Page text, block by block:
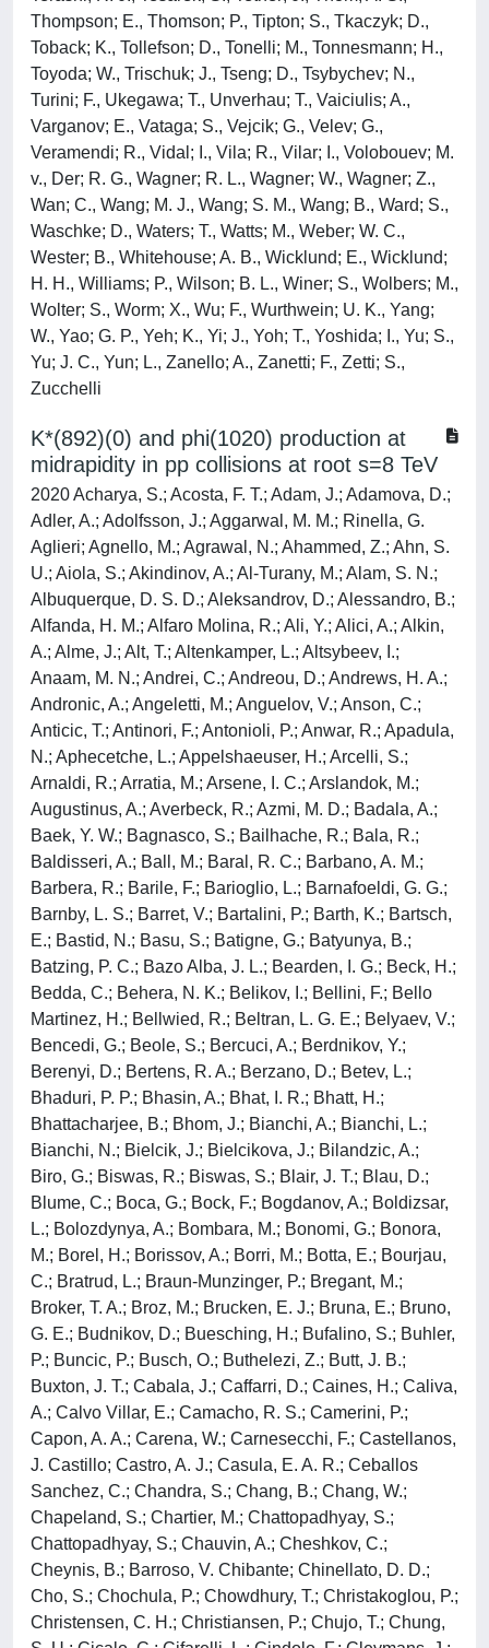
Thompson; E., Thomson; P., Tipton; S., Tkaczyk; D.,
Toback; K., Tollefson; D., Tonelli; M., Tonnesmann; H.,
Toyoda; W., Trischuk; J., Tseng; D., Tsybychev; N.,
Turini; F., Ukegawa; T., Unverhau; T., Vaiciulis; A.,
Varganov; E., Vataga; S., Vejcik; G., Velev; G.,
Veramendi; R., Vidal; I., Vila; R., Vilar; I., Volobouev; M.
v., Der; R. G., Wagner; R. L., Wagner; W., Wagner; Z.,
Wan; C., Wang; M. J., Wang; S. M., Wang; B., Ward; S.,
Waschke; D., Waters; T., Watts; M., Weber; W. C.,
Wester; B., Whitehouse; A. B., Wicklund; E., Wicklund;
H. H., Williams; P., Wilson; B. L., Winer; S., Wolbers; M.,
Wolter; S., Worm; X., Wu; F., Wurthwein; U. K., Yang;
W., Yao; G. P., Yeh; K., Yi; J., Yoh; T., Yoshida; I., Yu; S.,
Yu; J. C., Yun; L., Zanello; A., Zanetti; F., Zetti; S.,
Zucchelli
K*(892)(0) and phi(1020) production at
midrapidity in pp collisions at root s=8 TeV
2020 Acharya, S.; Acosta, F. T.; Adam, J.; Adamova, D.; Adler, A.; Adolfsson, J.; Aggarwal, M. M.; Rinella, G. Aglieri; Agnello, M.; Agrawal, N.; Ahammed, Z.; Ahn, S. U.; Aiola, S.; Akindinov, A.; Al-Turany, M.; Alam, S. N.; Albuquerque, D. S. D.; Aleksandrov, D.; Alessandro, B.; Alfanda, H. M.; Alfaro Molina, R.; Ali, Y.; Alici, A.; Alkin, A.; Alme, J.; Alt, T.; Altenkamper, L.; Altsybeev, I.; Anaam, M. N.; Andrei, C.; Andreou, D.; Andrews, H. A.; Andronic, A.; Angeletti, M.; Anguelov, V.; Anson, C.; Anticic, T.; Antinori, F.; Antonioli, P.; Anwar, R.; Apadula, N.; Aphecetche, L.; Appelshaeuser, H.; Arcelli, S.; Arnaldi, R.; Arratia, M.; Arsene, I. C.; Arslandok, M.; Augustinus, A.; Averbeck, R.; Azmi, M. D.; Badala, A.; Baek, Y. W.; Bagnasco, S.; Bailhache, R.; Bala, R.; Baldisseri, A.; Ball, M.; Baral, R. C.; Barbano, A. M.; Barbera, R.; Barile, F.; Barioglio, L.; Barnafoeldi, G. G.; Barnby, L. S.; Barret, V.; Bartalini, P.; Barth, K.; Bartsch, E.; Bastid, N.; Basu, S.; Batigne, G.; Batyunya, B.; Batzing, P. C.; Bazo Alba, J. L.; Bearden, I. G.; Beck, H.; Bedda, C.; Behera, N. K.; Belikov, I.; Bellini, F.; Bello Martinez, H.; Bellwied, R.; Beltran, L. G. E.; Belyaev, V.; Bencedi, G.; Beole, S.; Bercuci, A.; Berdnikov, Y.; Berenyi, D.; Bertens, R. A.; Berzano, D.; Betev, L.; Bhaduri, P. P.; Bhasin, A.; Bhat, I. R.; Bhatt, H.; Bhattacharjee, B.; Bhom, J.; Bianchi, A.; Bianchi, L.; Bianchi, N.; Bielcik, J.; Bielcikova, J.; Bilandzic, A.; Biro, G.; Biswas, R.; Biswas, S.; Blair, J. T.; Blau, D.; Blume, C.; Boca, G.; Bock, F.; Bogdanov, A.; Boldizsar, L.; Bolozdynya, A.; Bombara, M.; Bonomi, G.; Bonora, M.; Borel, H.; Borissov, A.; Borri, M.; Botta, E.; Bourjau, C.; Bratrud, L.; Braun-Munzinger, P.; Bregant, M.; Broker, T. A.; Broz, M.; Brucken, E. J.; Bruna, E.; Bruno, G. E.; Budnikov, D.; Buesching, H.; Bufalino, S.; Buhler, P.; Buncic, P.; Busch, O.; Buthelezi, Z.; Butt, J. B.; Buxton, J. T.; Cabala, J.; Caffarri, D.; Caines, H.; Caliva, A.; Calvo Villar, E.; Camacho, R. S.; Camerini, P.; Capon, A. A.; Carena, W.; Carnesecchi, F.; Castellanos, J. Castillo; Castro, A. J.; Casula, E. A. R.; Ceballos Sanchez, C.; Chandra, S.; Chang, B.; Chang, W.; Chapeland, S.; Chartier, M.; Chattopadhyay, S.; Chattopadhyay, S.; Chauvin, A.; Cheshkov, C.; Cheynis, B.; Barroso, V. Chibante; Chinellato, D. D.; Cho, S.; Chochula, P.; Chowdhury, T.; Christakoglou, P.; Christensen, C. H.; Christiansen, P.; Chujo, T.; Chung, S. U.; Cicalo, C.; Cifarelli, L.; Cindolo, F.; Cleymans, J.; Colamaria, F.; Colella, D.; Collu, A.; Colocci, M.; Concas, M.; Balbastre, G. Conesa; del Valle, Z. Conesa; Contreras, J. G.; Cormier, T. M.; Morales, Y. Corrales; Cortese, P.; Cosentino, M. R.; Costa, F.; Costanza, S.; Crkovska, J.; Crochet, P.; Cuautle, E.; Cunqueiro, L.; Dabrowski, D.; Dahms, T.; Dainese, A.; Damas, F. P. A.; Dani, S.; Danisch, M. C.; Danu, A.; Das, D.; Das, I.; Das, S.; Dash, A.; Dash, S.; De, S.; De Caro, A.; de Cataldo, G.; de Conti, C.; de Cuveland, J.; De Falco, A.; De Gruttola, D.; De Marco, N.; De Pasquale, S.; De Souza, R. D.; Degenhardt, H. F.; Deisting, A.; Deloff, A.; Delsanto, S.; Deplano, C.; Dhankher, P.; Di Bari, D.; Di Mauro, A.; Di Ruzza, B.; Diaz, R. A.; Dietel, T.; Dillenseger, P.; Ding, Y.; Divia, R.; Djuvsland, O.; Dobrin, A.; Domenicis Gimenez, D.; Doenigus, B.; Dordic, O.; Dubey, A. K.; Dubla, A.; Ducroux, L.; Dudi, S.; Duggal, A. K.; Dukhishyam, M.; Dupieux, P.; Ehlers, R. J.; Elia, D.; Endress, E.; Engel, H.; Epple, E.; Erazmus, B.; Erhardt, F.; Erokhin, A.; Ersdal, M. R.; Espagnon, B.; Eulisse, G.; Eum, J.; Evans, D.; Evdokimov, S.; Fabbietti, L.; Faggin, M.; Faivre, J.; Fantoni, A.; Fasel, M.; Feldkamp, L.; Feliciello, A.; Feofilov, G.; Fernandez Tellez, A.; Ferretti, A.; Festanti, A.; Feuillard, V. J. G.; Figiel, J.; Figueredo, M. A. S.; Filchagin, S.; Finogeev, D.; Fionda, F. M.; Fiorenza, G.; Flor, F.; Floris, M.; Foertsch, S.; Foka, P.; Fokin, S.; Fragiacomo, E.; Francescon, A.; Francisco, A.; Frankenfeld, U.; Fronze, G. G.; Fuchs, U.; Furget, C.; Furs, A.; Girard, M. Fusco; Gaardhoje, J. J.; Gagliardi, M.; Gago, A. M.; Gajdosova, K.; Gallio, M.; Galvan, C. D.; Ganoti, P.; Garabatos, C.; Garcia-Solis, E.; Garg, K.; Gargiulo, C.; Garner, K.; Gasik, P.; Gauger, E. F.; Gay Ducati, M. B.; Germain, M.; Ghosh, J.; Ghosh, P.; Ghosh, S. K.; Gianotti, P.; Giubellino, P.; Giubilato, P.; Glaessel, P.; Gomez Coral, D. M.; Ramirez, A. Gomez; Gonzalez, V.; Gonzalez-Zamora, P.; Gorbunov, S.; Goerlich, L.; Gotovac, S.; Grabski, V.; Graczykowski, L. K.; Graham, K. L.; Greiner, L.; Grelli, A.; Grigoras, C.; Grigoriev, V.; Grigoryan, A.; Grigoryan, S.; Gronefeld, J. M.; Grosa, F.; Grosse-Oetringhaus, J. F.; Grosso, R.; Guernane, R.; Guerzoni, B.; Guittiere, M.; Gulbrandsen, K.; Gunji, T.; Gupta, A.; Gupta, R.; Guzman, B.; Haake, R.; Habib, M. K.; Hadjidakis, C.; Hamagaki, H.; Hamar, G.; Hamid, M.; Hamon, J. C.; Hannigan, R.; Haque, M. R.; Harris, J. W.; Harton, A.; Hassan, H.; Hatzifotiadou, D.; Hauer, P.; Hayashi, S.; Heckel, S. T.; Hellbaer, E.; Helstrup, H.; Herghelegiu, A.; Hernandez, E. G.; Herrera Corral, G.; Herrmann, F.; Hetland, K. F.; Hilden, T. E.; Hillemanns, H.; Hills, C.; Hippolyte, B.; Hohlweger, B.; Horak, D.; Hornung, S.; Hosokawa, R.; Hota, J.; Hristov, P.; Huang, C.; Hughes, C.; Huhn, P.; Humanic, T. J.; Hushnud, H.; Hussain, N.; Hussain, T.; Hutter, D.; Hwang, D. S.; Iddon, J. P.; Ilkaev, R.; Ippolitov, M.; Islam, M. S.; Ivanov, M.; Ivanov, V.; Izucheev, V.; Jacak, B.; Jacazio, N.; Jacobs, P. M.; Jadhav, M. B.; Jadlovska, S.; Jadlovsky, J.; Jaelani, S.; Jahnke, C.; Jakubowska, M. J.; Janik, M. A.; Jena, C.; Jercic, M.; Jevons, O.; Bustamante, R. T. Jimenez; Jin, M.; Jones, P. G.; Jusko, A.; Kalinak, P.; Kalweit, A.; Kang, J. H.; Kaplin, V.; Kar, S.; Uysal, A. Karasu; Karavichev, O.; Karavicheva, T.; Karczmarczyk, P.; Karpechev, E.; Kebschull, U.; Keidel, R.; Keijdener, D. L. D.; Keil, M.; Ketzer, B.; Khabanova, Z.; Khan, A. M.; Khan, S.; Khan, S. A.; Khanzadeev, A.; Kharlov, Y.; Khatun, A.; Khuntia, A.; Kielbowicz, M. M.; Kileng, B.; Kim, B.; Kim, D.; Kim, D. J.; Kim, E. J.; Kim, H.; Kim, J. S.; Kim, J.; Kim, J.; Kim, M.; Kim, S.; Kim, T.; Kim, T.; Kindra, K.; Kirsch, S.; Kisel, I.; Kiselev, S.; Kisiel, A.; Klay, J. L.; Klein, C.; Klein, J.; Klein-Boesing, C.; Klewin, S.; Kluge, A.; Knichel, M. L.; Knospe, A. G.; Kobdaj, C.; Kofarago, M.; Koehler, M. K.; Kollegger, T.; Kondratyeva, N.; Kondratyuk, E.; Konevskikh, A.; Konopka, P. J.; Konyushikhin, M.; Koska, L.; Kovalenko, O.; Kovalenko, V.; Kowalski, M.; Kralik, I.; Kravcakova, A.; Kreis, L.; Krivda, M.; Krizek, F.; Krueger, M.; Kryshen, E.; Krzewicki, M.; Kubera, A. M.; Kucera, V.; Kuhn, C.; Kuijer, P. G.; Kumar, J.; Kumar, L.; Kumar, S.; Kundu, S.; Kurashvili, P.; Kurepin, A.; Kurepin, A. B.; Kushpil, S.; Kvapil, J.; Kweon, M. J.; Kwon, Y.; La Pointe, S. L.; La Rocca, P.; Lai, Y. S.; Lakomov, I.; Langoy, R.; Lapidus, K.; Lardeux, A.; Larionov, P.; Laudi, E.; Lavicka, R.; Lea, R.; Leardini, L.; Lee, S.; Lehas, F.; Lehner, S.; Lehrbach, J.; Lemmon, R. C.; Monzon, I. Leon; Levai, P.; Li, X.; Li, X. L.; Lien, J.; Lietava, R.; Lim, B.; Lindal, S.; Lindenstruth, V.; Lindsay, S. W.; Lippmann, C.; Lisa, M. A.; Litichevskyi, V.; Liu, A.; Ljunggren, H. M.; Llope, W. J.; Lodato, D. F.; Loginov, V.; Loizides, C.; Loncar, P.; Lopez, X.; Lopez Torres, E.; Luettig, P.; Luhder, J. R.; Lunardon, M.; Luparello, G.; Lupi, M.; Maevskaya, A.; Mager, M.; Mahmood, S. M.; Maire, A.; Majka, R. D.; Malaev, M.; Malik, Q. W.; Malinina, L.; Mal'Kevich, D.; Malzacher, P.; Mamonov, A.; Manko, V.; Manso, F.; Manzari, V.; Mao, Y.; Marchisone, M.; Mares, J.; Margagliotti, G. V.; Margotti, A.; Margutti, J.; Marin, A.; Markert, C.; Marquard, M.; Martin, N. A.; Martinengo, P.; Martinez, J. L.; Martinez, M. I.; Garcia, G. Martinez; Pedreira, M. Martinez; Masciocchi, S.; Masera, M.; Masoni, A.; Massacrier, L.; Masson, E.; Mastroserio, A.; Mathis, A. M.; Matuoka, P. F. T.; Matyja, A.; Mayer, C.; Mazzilli, M.; Mazzoni, M. A.; Meddi, F.; Melikyan, Y.; Menchaca-Rocha, A.; Meninno, E.; Meres, M.; Mhlanga, S.; Miake, Y.; Micheletti, L.; Mieskolainen, M. M.; Mihaylov, D. L.; Mikhaylov, K.; Mischke, A.; Mishra, A. N.; Miskowiec, D.; Mitra, J.; Mitu, C. M.; Mohammadi, N.; Mohanty, A. P.; Mohanty, B.; Khan, M. Mohisin; De Godoy, D. A. Moreira; Moreno, L. A. P.; Moretto, S.; Morreale, A.; Morsch, A.; Mrnjavac, T.; Muccifora, V.; Mudnic, E.; Muehlheim, D.; Muhuri, S.; Mukherjee, M.; Mulligan, J. D.; Munhoz, M. G.; Muenning, K.; Munzer, R. H.; Murakami, H.; Murray, S.; Musa, L.; Musinsky, J.; Myers, C. J.; Myrcha, J. W.; Naik, B.; Nair, R.; Nandi, B. K.; Nania, R.; Nappi, E.; Narayan, A.; Naru, M. U.; Nassirpour, A. F.; Natal da Luz, H.; Nattrass, C.; Navarro, S. R.; Nayak, K.; Nayak, R.; Nayak, T. K.; Nazarenko, S.; De Oliveira, R. A. Negrao; Nellen, L.; Nesbo, S. V.; Neskovic, G.; Ng, F.; Nicassio, M.; Niedziela, J.; Nielsen, B. S.; Nikolaev, S.; Nikulin, S.; Nikulin, V.; Noferini, F.; Nomokonov, P.; Nooren, G.; Noris, J. C. C.; Norman, J.; Nyanin, A.; Nystrand, J.; Ogino, M.; Oh, H.; Ohlson, A.; Oleniacz, J.; Oliveira Da Silva, A. C.; Oliver, M. H.; Onderwaater, J.; Oppedisano, C.; Orava, R.; Oravec, M.; Ortiz Velasquez, A.; Oskarsson, A.; Otwinowski, J.; Oyama, K.; Pachmayer, Y.; Pacik, V.; Pagano, D.; Paic, G.; Palni, P.; Pan, J.; Pandey, A. K.; Panebianco, S.; Papikyan, V.; Pareek, P.; Park, J.; Parkkila, J. E.; Parmar, S.; Passfeld, A.; Pathak, S. P.; Patra, R. N.; Paul, B.; Pei, H.; Peitzmann, T.; Peng, X.; Pereira, L. G.; Da Costa, H. Pereira; Peresunko, D.; Lezama, E. Perez; Peskov, V.; Pestov, Y.; Petracek, V.; Petrovici, M.; Petta, C.; Pezzi, R. P.; Piano, S.; Pikna, M.; Pillot, P.; Pimentel, L. O. D. L.; Pinazza, O.; Pinsky, L.; Pisano, S.; Piyarathna, D. B.; Ploskon, M.; Planinic, M.; Pliquett, F.; Pluta, J.; Pochybova, S.; Podesta-Lerma, P. L. M.; Poghosyan, M. G.; Polichtchouk, B.; Poljak, N.; Poonsawat, W.; Pop, A.; Poppenborg, H.; Porteboeuf-Houssais, S.; Pozdniakov, V.; Prasad, S.